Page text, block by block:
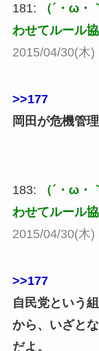
181:
（´・ω
わせてルール
2015/04/30(木
>>177
岡田が危機管
183:
（´・ω
わせてルール
2015/04/30(木
>>177
自民党という
から、いざと
だよ。